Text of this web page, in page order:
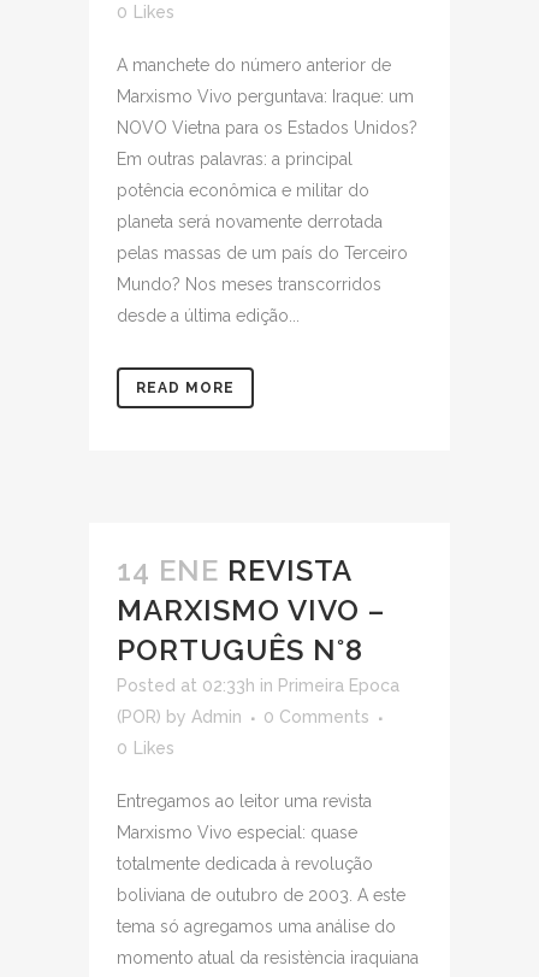
0
Likes
A manchete do número anterior de
Marxismo Vivo perguntava: Iraque: um
NOVO Vietna para os Estados Unidos?
Em outras palavras: a principal
potência econômica e militar do
planeta será novamente derrotada
pelas massas de um país do Terceiro
Mundo? Nos meses transcorridos
desde a última edição...
READ MORE
14 ENE REVISTA
MARXISMO VIVO –
PORTUGUÊS N°8
Posted at 02:33h in Primeira Epoca
(POR) by Admin
0 Comments
0
Likes
Entregamos ao leitor uma revista
Marxismo Vivo especial: quase
totalmente dedicada à revolução
boliviana de outubro de 2003. A este
tema só agregamos uma análise do
momento atual da resistència iraquiana